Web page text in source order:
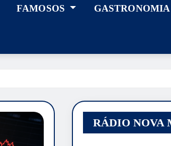
FAMOSOS GASTRONOMIA
RÁDIO NOVA